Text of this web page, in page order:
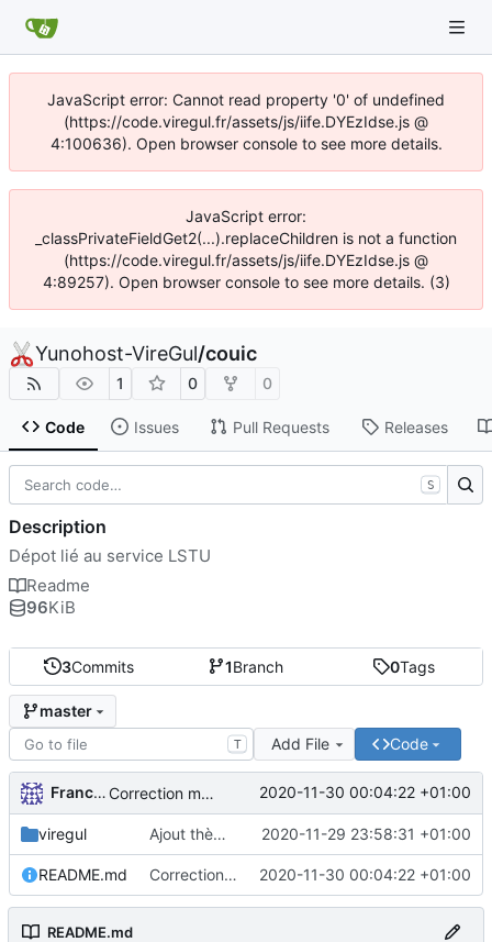
JavaScript error: Cannot read property '0' of undefined
(https://code.viregul.fr/assets/js/iife.DYEzIdse.js @
4:100636). Open browser console to see more details.
JavaScript error:
_classPrivateFieldGet2(...).replaceChildren is not a function
(https://code.viregul.fr/assets/js/iife.DYEzIdse.js @
4:89257). Open browser console to see more details. (3)
Yunohost-VireGul/couic
1 0 0
Code Issues Pull Requests Releases
3Commits 1Branch 0Tags
master
T Add File Code
FrancoisA Correction markdown 2020-11-30 00:04:22 +01:00
viregul Ajout thème Viregul 2020-11-29 23:58:31 +01:00
README.md Correction markdown 2020-11-30 00:04:22 +01:00
README.md
S
Description
Dépot lié au service LSTU
Readme
96KiB